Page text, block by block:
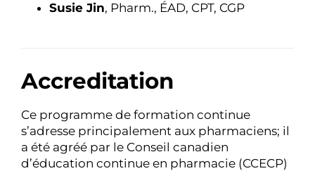
Susie Jin, Pharm., ÉAD, CPT, CGP
Accreditation
Ce programme de formation continue
s’adresse principalement aux pharmaciens; il
a été agréé par le Conseil canadien
d’éducation continue en pharmacie (CCECP)